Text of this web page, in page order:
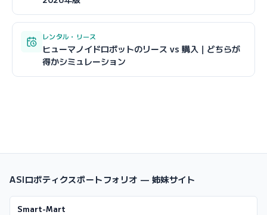
レンタル・リース
ヒューマノイドロボットのリース vs 購入｜どちらが
得かシミュレーション
ASIロボティクスポートフォリオ — 姉妹サイト
Smart-Mart